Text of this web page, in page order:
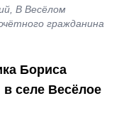
В Весёлом
гражданина
Бориса
селе Весёлое